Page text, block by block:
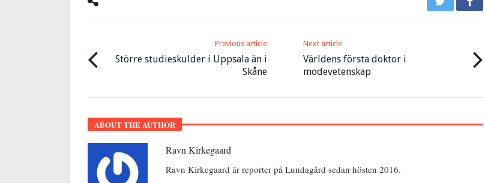
Previous article
Större studieskulder i Uppsala än i
Skåne
Next article
Världens första doktor i
modevetenskap
ABOUT THE AUTHOR
Ravn Kirkegaard
Ravn Kirkegaard är reporter på Lundagård sedan hösten 2016.